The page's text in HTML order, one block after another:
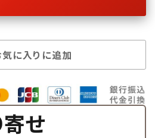
気に入りに追加
せ